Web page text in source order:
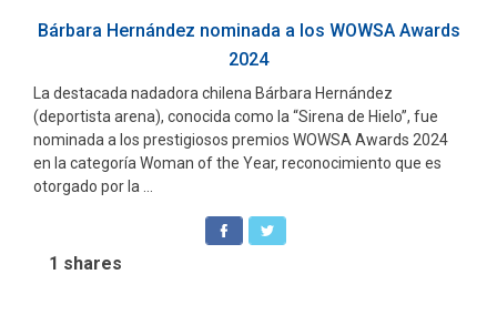
Bárbara Hernández nominada a los WOWSA Awards
2024
La destacada nadadora chilena Bárbara Hernández
(deportista arena), conocida como la “Sirena de Hielo”, fue
nominada a los prestigiosos premios WOWSA Awards 2024
en la categoría Woman of the Year, reconocimiento que es
otorgado por la ...
1 shares